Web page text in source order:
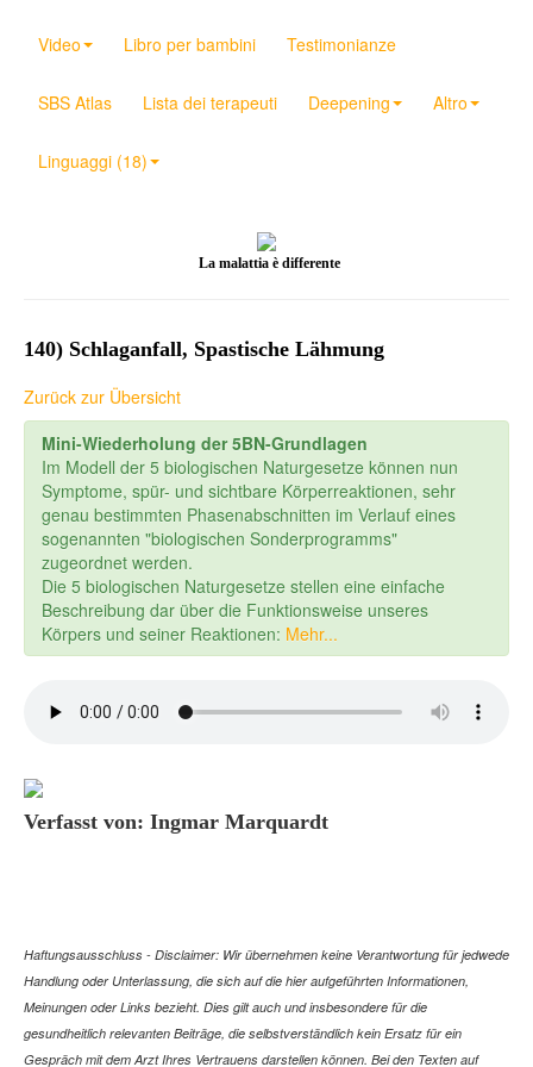
Video Libro per bambini Testimonianze
SBS Atlas Lista dei terapeuti Deepening Altro
Linguaggi (18)
La malattia è differente
140) Schlaganfall, Spastische Lähmung
Zurück zur Übersicht
Mini-Wiederholung der 5BN-Grundlagen
Im Modell der 5 biologischen Naturgesetze können nun
Symptome, spür- und sichtbare Körperreaktionen, sehr
genau bestimmten Phasenabschnitten im Verlauf eines
sogenannten "biologischen Sonderprogramms"
zugeordnet werden.
Die 5 biologischen Naturgesetze stellen eine einfache
Beschreibung dar über die Funktionsweise unseres
Körpers und seiner Reaktionen: Mehr...
Verfasst von: Ingmar Marquardt
Haftungsausschluss - Disclaimer: Wir übernehmen keine Verantwortung für jedwede
Handlung oder Unterlassung, die sich auf die hier aufgeführten Informationen,
Meinungen oder Links bezieht. Dies gilt auch und insbesondere für die
gesundheitlich relevanten Beiträge, die selbstverständlich kein Ersatz für ein
Gespräch mit dem Arzt Ihres Vertrauens darstellen können. Bei den Texten auf